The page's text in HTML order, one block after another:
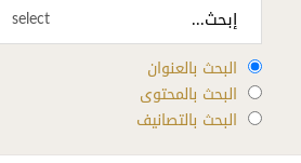
select
البحث بالعنوان
البحث بالمحتوى
البحث بالتصانيف